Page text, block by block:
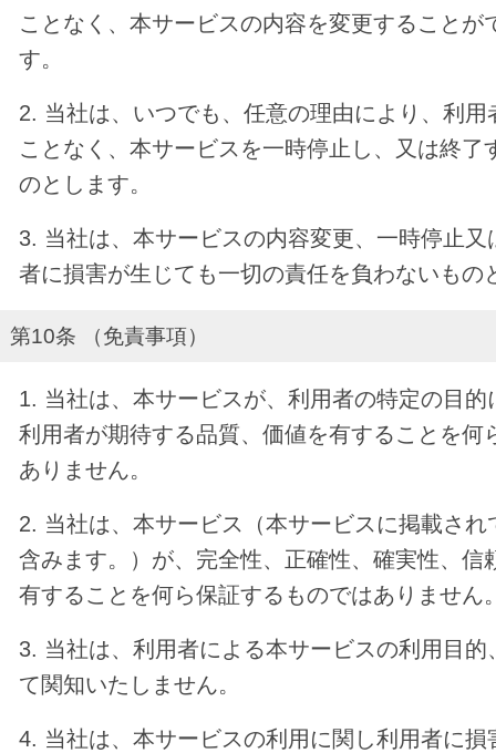
ことなく、本サービスの内容を変更することが
す。
2. 当社は、いつでも、任意の理由により、利
ことなく、本サービスを一時停止し、又は終了
のとします。
3. 当社は、本サービスの内容変更、一時停止
者に損害が生じても一切の責任を負わないもの
第10条 （免責事項）
1. 当社は、本サービスが、利用者の特定の目
利用者が期待する品質、価値を有することを何
ありません。
2. 当社は、本サービス（本サービスに掲載さ
含みます。）が、完全性、正確性、確実性、信
有することを何ら保証するものではありません
3. 当社は、利用者による本サービスの利用目
て関知いたしません。
4. 当社は、本サービスの利用に関し利用者に損